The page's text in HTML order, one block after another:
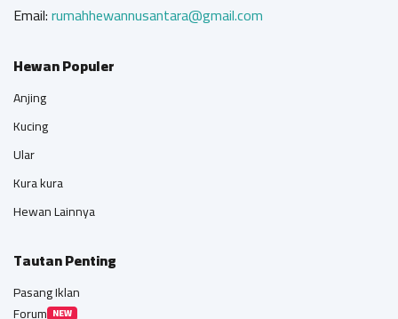
Email:rumahhewannusantara@gmail.com
Hewan Populer
Anjing
Kucing
Ular
Kura kura
Hewan Lainnya
Tautan Penting
Pasang Iklan
Forum NEW